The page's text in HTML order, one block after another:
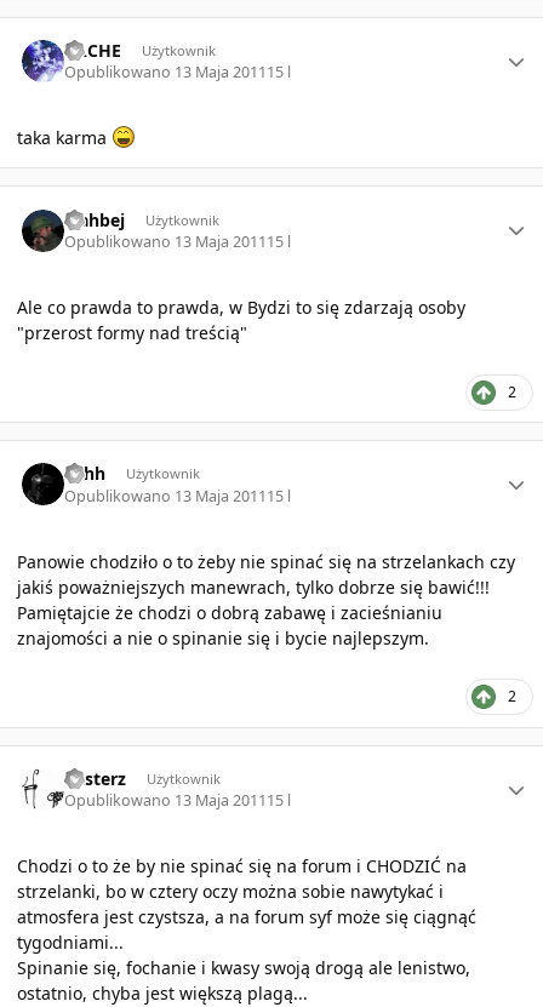
RACHE Użytkownik
Opublikowano 13 Maja 201115 l
taka karma
vlahbej Użytkownik
Opublikowano 13 Maja 201115 l
Ale co prawda to prawda, w Bydzi to się zdarzają osoby
"przerost formy nad treścią"
2
Lehh Użytkownik
Opublikowano 13 Maja 201115 l
Panowie chodziło o to żeby nie spinać się na strzelankach czy
jakiś poważniejszych manewrach, tylko dobrze się bawić!!!
Pamiętajcie że chodzi o dobrą zabawę i zacieśnianiu
znajomości a nie o spinanie się i bycie najlepszym.
2
Pasterz Użytkownik
Opublikowano 13 Maja 201115 l
Chodzi o to że by nie spinać się na forum i CHODZIĆ na
strzelanki, bo w cztery oczy można sobie nawytykać i
atmosfera jest czystsza, a na forum syf może się ciągnąć
tygodniami...
Spinanie się, fochanie i kwasy swoją drogą ale lenistwo,
ostatnio, chyba jest większą plagą...